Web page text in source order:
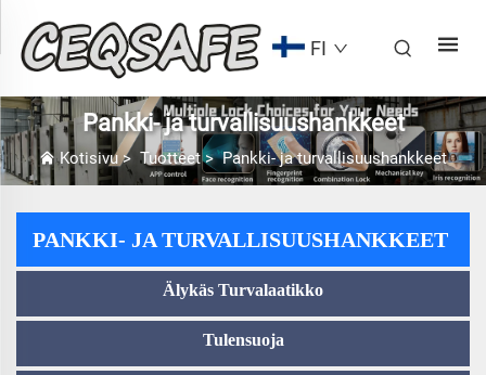
FI
Pankki- ja turvallisuushankkeet
Kotisivu> Tuotteet>Pankki- ja turvallisuushankkeet
PANKKI- JA TURVALLISUUSHANKKEET
Älykäs Turvalaatikko
Tulensuoja